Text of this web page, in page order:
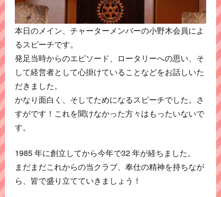
本日のメイン、チャーターメンバーの小野木会員によ
るスピーチです。
発足当時からのエピソード、ロータリーへの思い、そ
して経営者として心掛けていることなどをお話しいた
だきました。
かなり面白く、そしてためになるスピーチでした。さ
すがです！これを聞けなかった方々はもったいないで
す。
1985 年に創立してから今年で32 年が経ちました。
まだまだこれからの当クラブ、奉仕の精神を持ちなが
ら、皆で盛り立てていきましょう！